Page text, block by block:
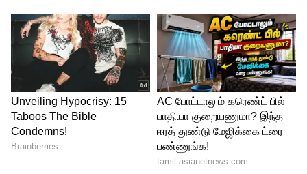
கூட்டுக்களவாணி